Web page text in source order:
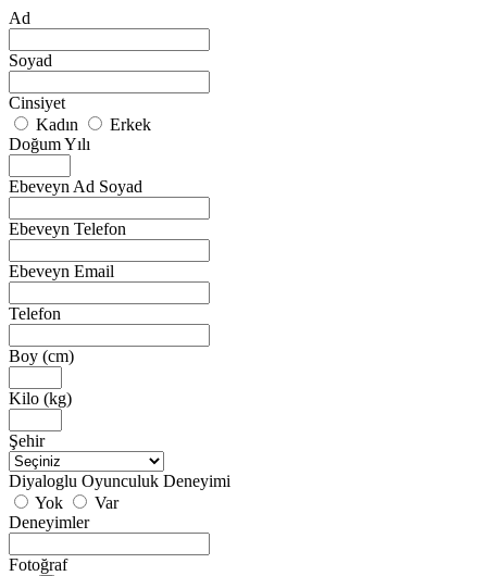
Ad
Soyad
Cinsiyet
Kadın
Erkek
Doğum Yılı
Ebeveyn Ad Soyad
Ebeveyn Telefon
Ebeveyn Email
Telefon
Boy (cm)
Kilo (kg)
Şehir
Diyaloglu Oyunculuk Deneyimi
Yok
Var
Deneyimler
Fotoğraf